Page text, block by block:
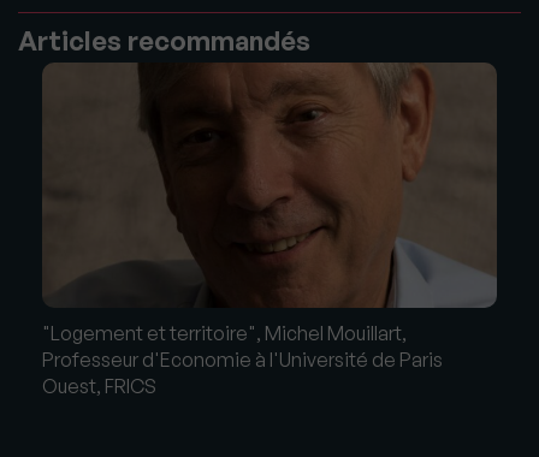
Articles recommandés
"Logement et territoire", Michel Mouillart,
Professeur d'Economie à l'Université de Paris
Ouest, FRICS